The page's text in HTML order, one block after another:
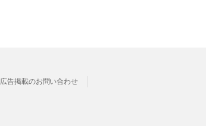
広告掲載のお問い合わせ